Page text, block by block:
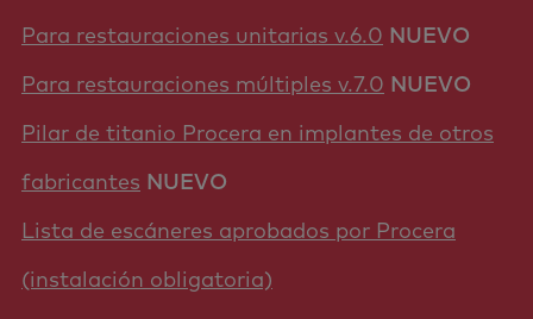
Para restauraciones unitarias v.6.0 NUEVO
Para restauraciones múltiples v.7.0 NUEVO
Pilar de titanio Procera en implantes de otros
fabricantes NUEVO
Lista de escáneres aprobados por Procera
(instalación obligatoria)